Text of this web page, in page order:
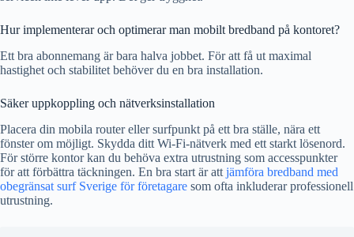
Hur implementerar och optimerar man mobilt bredband på kontoret?
Ett bra abonnemang är bara halva jobbet. För att få ut maximal
hastighet och stabilitet behöver du en bra installation.
Säker uppkoppling och nätverksinstallation
Placera din mobila router eller surfpunkt på ett bra ställe, nära ett
fönster om möjligt. Skydda ditt Wi-Fi-nätverk med ett starkt lösenord.
För större kontor kan du behöva extra utrustning som accesspunkter
för att förbättra täckningen. En bra start är att jämföra bredband med
obegränsat surf Sverige för företagare som ofta inkluderar professionell
utrustning.